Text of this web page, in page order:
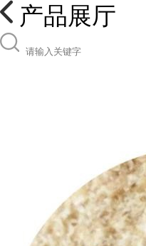
产品展厅